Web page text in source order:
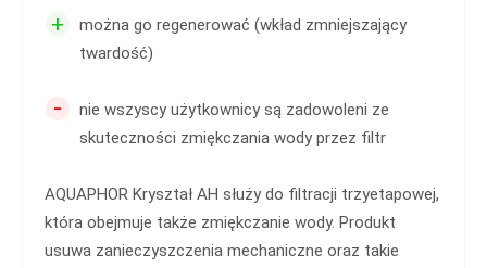
+
można go regenerować (wkład zmniejszający
twardość)
-
nie wszyscy użytkownicy są zadowoleni ze
skuteczności zmiękczania wody przez filtr
AQUAPHOR Kryształ AH służy do filtracji trzyetapowej,
która obejmuje także zmiękczanie wody. Produkt
usuwa zanieczyszczenia mechaniczne oraz takie